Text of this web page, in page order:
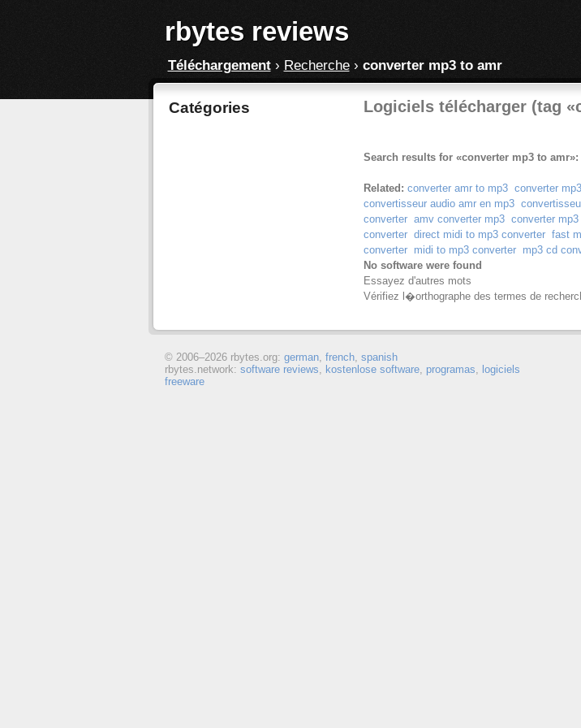
rbytes reviews
Téléchargement› Recherche› converter mp3 to amr
Catégories Logiciels télécharger (tag
Search results for «converter mp3 to amr»:
Related: converter amr to mp3 converter
convertisseur audio amr en mp3
converter amv converter mp3 converter mp3
converter direct midi to mp3 converter fast
converter
midi to mp3 converter mp3 cd
No software were found
Essayez d'autres mots
Vérifiez l�orthographe des termes de
© 2006–2026 rbytes.org: german, french, spanish
rbytes.network: software reviews, kostenlose software, programas, logiciels
freeware